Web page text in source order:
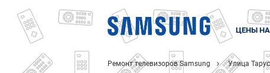
ЦЕНЫ
Ремонт телевизоров Samsung Улица